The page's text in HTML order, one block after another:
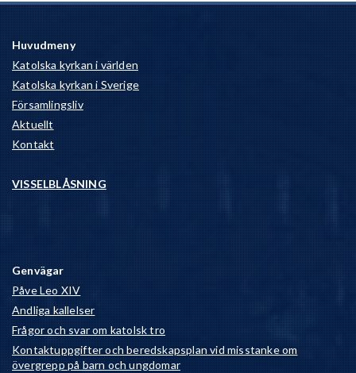
Huvudmeny
Katolska kyrkan i världen
Katolska kyrkan i Sverige
Församlingsliv
Aktuellt
Kontakt
VISSELBLÅSNING
Genvägar
Påve Leo XIV
Andliga kallelser
Frågor och svar om katolsk tro
Kontaktuppgifter och beredskapsplan vid misstanke om
övergrepp på barn och ungdomar